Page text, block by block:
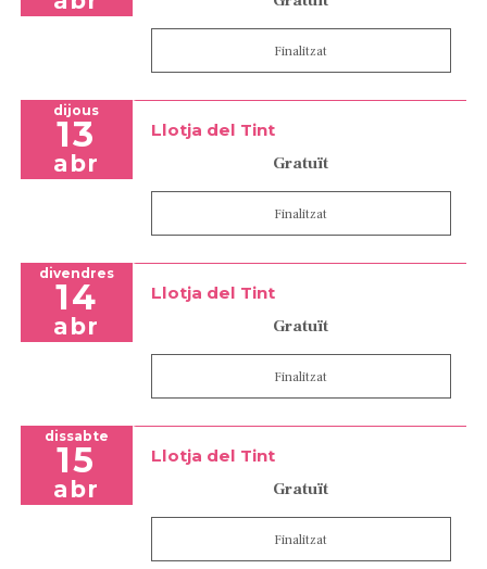
Finalitzat
dijous
13
abr
Llotja del Tint
Gratuït
Finalitzat
divendres
14
abr
Llotja del Tint
Gratuït
Finalitzat
dissabte
15
abr
Llotja del Tint
Gratuït
Finalitzat